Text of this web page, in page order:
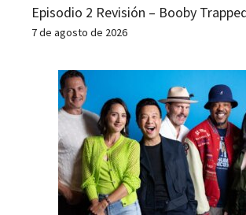
Episodio 2 Revisión – Booby
7 de agosto de 2026